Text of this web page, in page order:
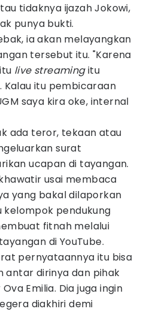
tidaknya ijazah Jokowi,
punya bukti.
ia akan melayangkan
tersebut itu. "Karena
live streamingitu
Kalau itu pembicaraan
saya kira oke, internal
ada teror, tekaan atau
surat
ucapan di tayangan.
usai membaca
yang bakal dilaporkan
kelompok pendukung
fitnah melalui
di YouTube.
pernyataannya itu bisa
antar dirinya dan pihak
Emilia. Dia juga ingin
diakhiri demi